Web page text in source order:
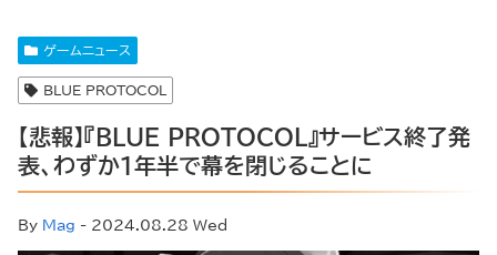
ゲームニュース
BLUE PROTOCOL
【悲報】『BLUE PROTOCOL』サービス終了発
表、わずか1年半で幕を閉じることに
By Mag - 2024.08.28 Wed